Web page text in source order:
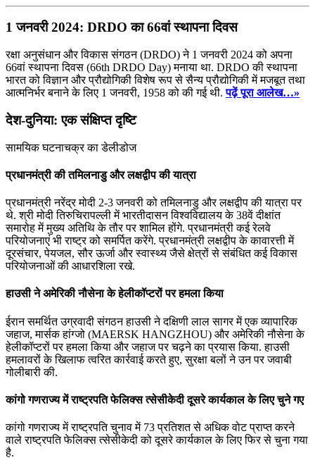
1 जनवरी 2024: DRDO का 66वां स्थापना दिवस
रक्षा अनुसंधान और विकास संगठन (DRDO) ने 1 जनवरी 2024 को अपना
66वां स्थापना दिवस (66th DRDO Day) मनाया था. DRDO की स्थापना
भारत को विज्ञान और प्रौद्योगिकी विशेष रूप से सैन्य प्रौद्योगिकी में मजबूत तथा
आत्मनिर्भर बनाने के लिए 1 जनवरी, 1958 को की गई थी.पढ़ें पूरा आलेख…»
देश-दुनिया: एक संक्षिप्त दृष्टि
सामयिक घटनाचक्र का डेलीडोज
प्रधानमंत्री की तमिलनाडु और लक्षद्वीप की यात्रा
प्रधानमंत्री नरेंद्र मोदी 2-3 जनवरी को तमिलनाडु और लक्षद्वीप की यात्रा पर
थे. श्री मोदी तिरुचिरापल्ली में भारतीदासन विश्वविद्यालय के 38वें दीक्षांत
समारोह में मुख्य अतिथि के तौर पर शामिल होंगे. प्रधानमंत्री कई रेलवे
परियोजनाएं भी राष्ट्र को समर्पित करेंगे. प्रधानमंत्री लक्षद्वीप के कावारत्ती में
दूरसंचार, पेयजल, सौर ऊर्जा और स्वास्थ्य जैसे क्षेत्रों से संबंधित कई विकास
परियोजनाओं की आधारशिला रखे.
हाउसी ने अमेरिकी नौसेना के हेलीकॉप्टरों पर हमला किया
ईरान समर्थित उग्रवादी संगठन हाउसी ने दक्षिणी लाल सागर में एक व्यापारिक
जहाज, मार्सक हांग्जो (MAERSK HANGZHOU) और अमेरिकी नौसेना के
हेलीकॉप्टरों पर हमला किया और जहाज पर चढ़ने का प्रयास किया. हाउसी
हमलावरों के खिलाफ त्वरित कार्रवाई करते हुए, सुरक्षा बलों ने उन पर जवाबी
गोलीबारी की.
कांगो गणराज्य में राष्ट्रपति फेलिक्स त्सेसीकेदी दूसरे कार्यकाल के लिए चुने गए
कांगो गणराज्य में राष्ट्रपति चुनाव में 73 प्रतिशत से अधिक वोट प्राप्त करने
वाले राष्ट्रपति फेलिक्स त्सेसीकेदी को दूसरे कार्यकाल के लिए फिर से चुना गया
है.